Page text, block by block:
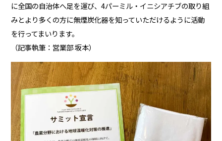
に全国の自治体へ足を運び、4パーミル・イニシアチブの取り組
みとより多くの方に無煙炭化器を知っていただけるように活動
を行ってまいります。
（記事執筆：営業部 坂本）